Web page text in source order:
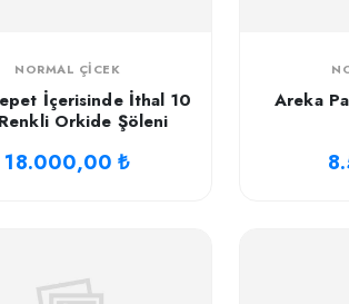
NORMAL ÇICEK
İçerisinde İthal 10
Orkide Şöleni
18.000,00 ₺
Areka